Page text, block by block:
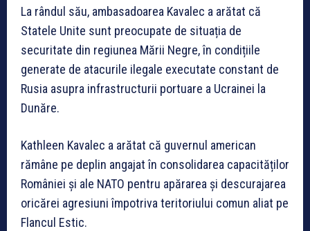
La rândul său, ambasadoarea Kavalec a arătat că
Statele Unite sunt preocupate de situația de
securitate din regiunea Mării Negre, în condițiile
generate de atacurile ilegale executate constant de
Rusia asupra infrastructurii portuare a Ucrainei la
Dunăre.
Kathleen Kavalec a arătat că guvernul american
rămâne pe deplin angajat în consolidarea capacităților
României și ale NATO pentru apărarea și descurajarea
oricărei agresiuni împotriva teritoriului comun aliat pe
Flancul Estic.